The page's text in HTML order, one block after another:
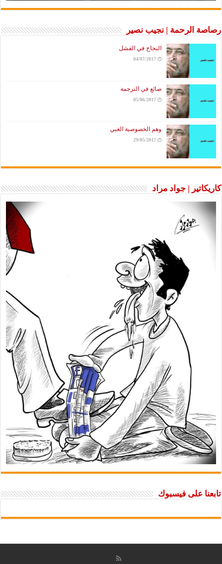
رصاصة الرحمة | نجيب نصير
النجاح في الفشل
04/07/2017
ضائع في الترجمة
05/06/2017
وهم الخصوصية الغبي
29/05/2017
كاريكاتير | جواد مراد
تابعنا على فيسبوك